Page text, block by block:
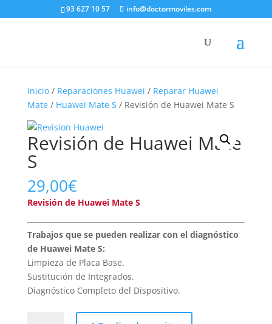
93 627 10 57 info@doctormoviles.com
Inicio/ Reparaciones Huawei / Reparar Huawei
Mate/ Huawei Mate S / Revisión de Huawei Mate S
Revisión de Huawei Mate
S
29,00€
Revisión de Huawei Mate S
Trabajos que se pueden realizar con el diagnóstico
de Huawei Mate S:
Limpieza de Placa Base.
Sustitución de Integrados.
Diagnóstico Completo del Dispositivo.